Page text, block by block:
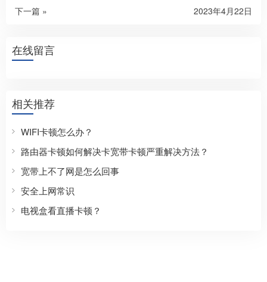
下一篇 » 2023年4月22日
在线留言
相关推荐
WIFI卡顿怎么办？
路由器卡顿如何解决卡宽带卡顿严重解决方法？
宽带上不了网是怎么回事
安全上网常识
电视盒看直播卡顿？